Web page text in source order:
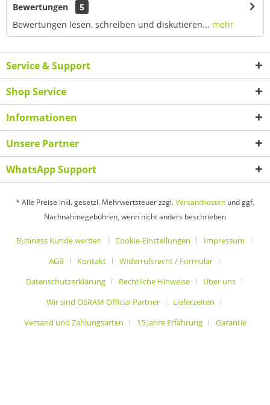
Bewertungen
5
Bewertungen lesen, schreiben und diskutieren... mehr
Service & Support
Shop Service
Informationen
Unsere Partner
WhatsApp Support
* Alle Preise inkl. gesetzl. Mehrwertsteuer zzgl.Versandkosten und ggf.
Nachnahmegebühren, wenn nicht anders beschrieben
Business Kunde werden Cookie-Einstellungen
Impressum
AGB
Kontakt
Widerrufsrecht / Formular
Datenschutzerklärung
Rechtliche Hinweise
Über uns
Wir sind OSRAM Official Partner
Lieferzeiten
Versand und Zahlungsarten
15 Jahre Erfahrung Garantie